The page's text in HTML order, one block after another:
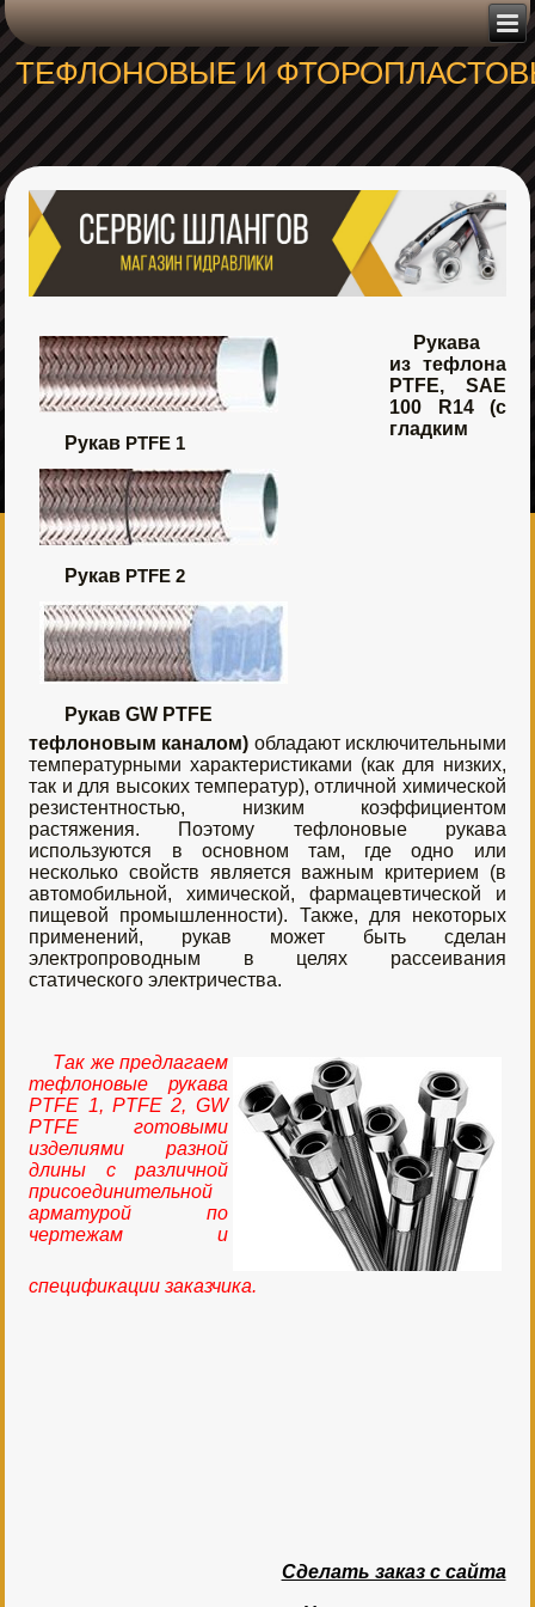
ТЕФЛОНОВЫЕ И
Рукав PTFE 1
Рукав PTFE 2
Рукав GW PTFE
Рукава
из тефлона
PTFE, SAE
100 R14 (с
гладким
тефлоновым каналом) обладают исключительными
температурными характеристиками (как для низких,
так и для высоких температур), отличной химической
резистентностью, низким коэффициентом
растяжения. Поэтому тефлоновые рукава
используются в основном там, где одно или
несколько свойств является важным критерием (в
автомобильной, химической, фармацевтической и
пищевой промышленности). Также, для некоторых
применений, рукав может быть сделан
электропроводным в целях рассеивания
статического электричества.
Так же предлагаем
тефлоновые рукава
PTFE 1, PTFE 2, GW
PTFE готовыми
изделиями разной
длины с различной
присоединительной
арматурой по
чертежам и
спецификации заказчика.
Сделать заказ с сайта